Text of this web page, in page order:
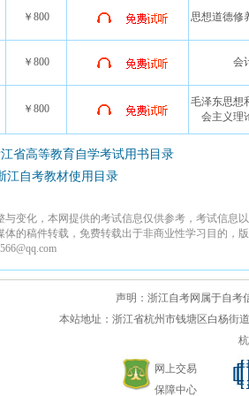
￥800 思想道德修
￥800 会
￥800
毛泽东思想
会主义理
省高等教育自学考试用书目录
江自考教材使用目录
与变化，本网提供的考试信息仅供参考，考试信息
体的稿件转载，免费转载出于非商业性学习目的，
声明：浙江自考网属于自考
本站地址：浙江省杭州市钱塘区白杨街
网上交易
保障中心